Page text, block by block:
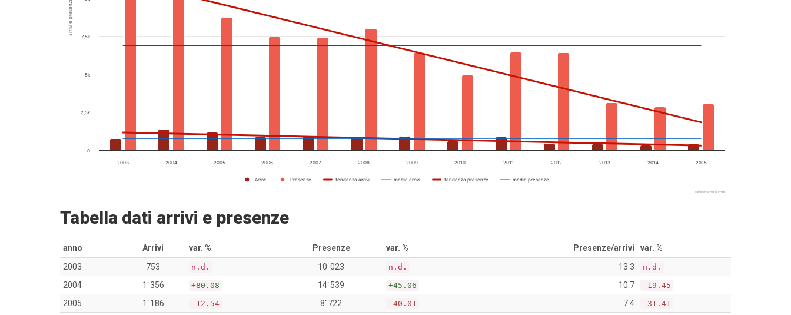
arrivi e presenze
Arrivi Presenze tendenza arrivi media arrivi tendenza presenze media presenze
2003 2004 2005 2006 2007 2008 2009 2010 2011 2012 2013 2014 2015
0
2,5k
5k
7,5k
fabiodisconzi.com
Tabella dati arrivi e presenze
anno Arrivi var. % Presenze var. % Presenze/arrivi
var. %
2003
753 n.d. 10˙023 n.d. 13.3 n.d.
2004 1˙356 +80.08 14˙539 +45.06 10.7 -19.45
2005 1˙186 -12.54 8˙722 -40.01 7.4 -31.41